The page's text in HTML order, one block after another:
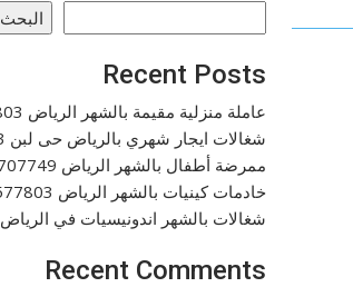
البحث
Recent Posts
عاملة منزلية مقيمة بالشهر الرياض 0594577803
شغالات ايجار شهري بالرياض حى لبن 0594577803
ممرضة أطفال بالشهر الرياض 0583707749
خادمات كينيات بالشهر الرياض 0594577803
شغالات بالشهر اندونيسيات في الرياض 0594577803
Recent Comments